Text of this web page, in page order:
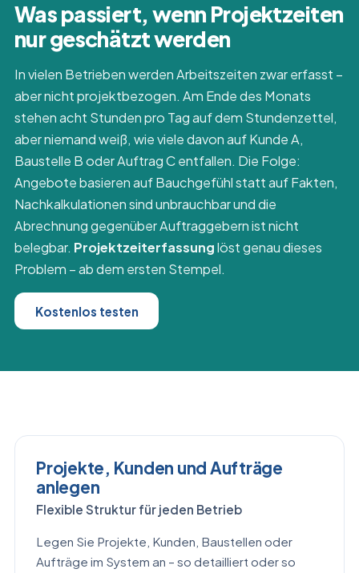
Was passiert, wenn Projektzeiten
nur geschätzt werden
In vielen Betrieben werden Arbeitszeiten zwar erfasst –
aber nicht projektbezogen. Am Ende des Monats
stehen acht Stunden pro Tag auf dem Stundenzettel,
aber niemand weiß, wie viele davon auf Kunde A,
Baustelle B oder Auftrag C entfallen. Die Folge:
Angebote basieren auf Bauchgefühl statt auf Fakten,
Nachkalkulationen sind unbrauchbar und die
Abrechnung gegenüber Auftraggebern ist nicht
belegbar. Projektzeiterfassunglöst genau dieses
Problem – ab dem ersten Stempel.
Kostenlos testen
Projekte, Kunden und Aufträge
anlegen
Flexible Struktur für jeden Betrieb
Legen Sie Projekte, Kunden, Baustellen oder
Aufträge im System an – so detailliert oder so